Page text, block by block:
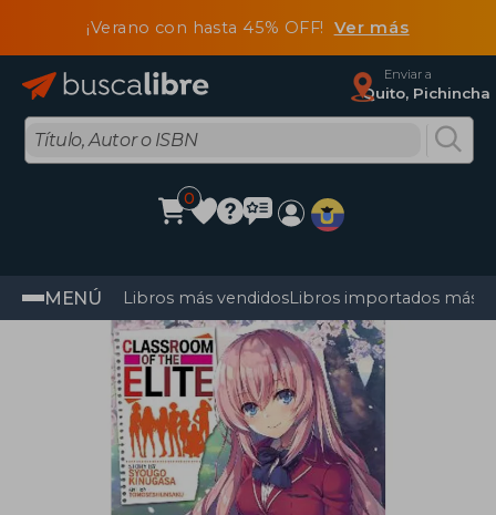
¡Verano con hasta 45% OFF! Ver más
Enviar a
Quito, Pichincha
0
MENÚ Libros más vendidosLibros importados más